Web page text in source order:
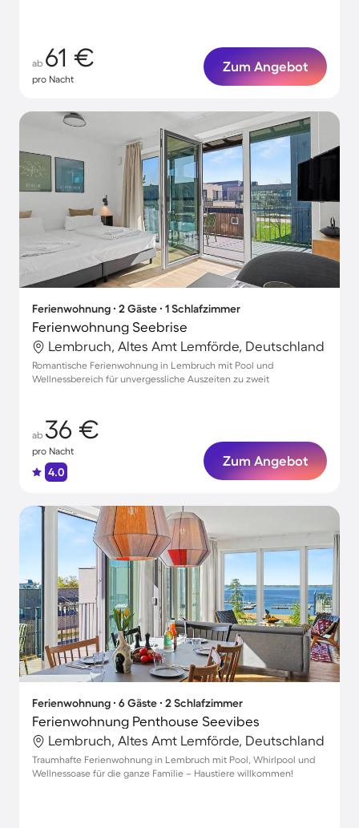
ab 61 €
pro Nacht
Zum Angebot
Ferienwohnung ∙ 2 Gäste ∙ 1 Schlafzimmer
Ferienwohnung Seebrise
Lembruch, Altes Amt Lemförde, Deutschland
Romantische Ferienwohnung in Lembruch mit Pool und
Wellnessbereich für unvergessliche Auszeiten zu zweit
ab 36 €
pro Nacht
4.0
Zum Angebot
Ferienwohnung ∙ 6 Gäste ∙ 2 Schlafzimmer
Ferienwohnung Penthouse Seevibes
Lembruch, Altes Amt Lemförde, Deutschland
Traumhafte Ferienwohnung in Lembruch mit Pool, Whirlpool und
Wellnessoase für die ganze Familie – Haustiere willkommen!